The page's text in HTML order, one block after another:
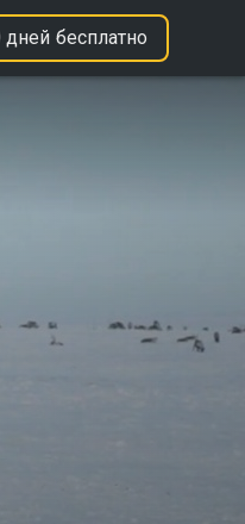
дней бесплатно